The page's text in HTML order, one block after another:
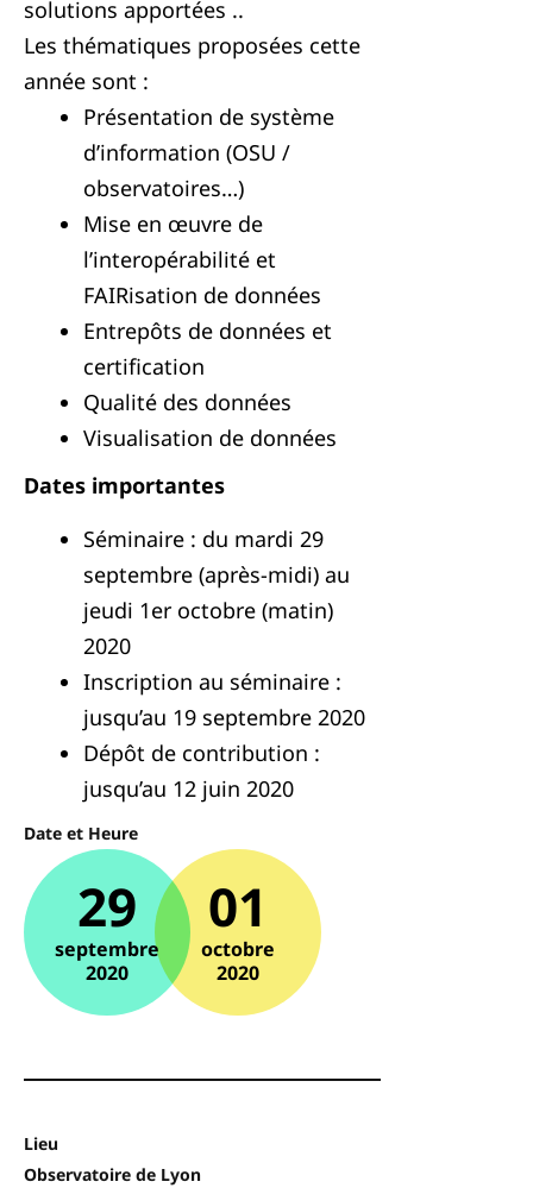
solutions apportées ..
Les thématiques proposées cette
année sont :
Présentation de système
d’information (OSU /
observatoires…)
Mise en œuvre de
l’interopérabilité et
FAIRisation de données
Entrepôts de données et
certification
Qualité des données
Visualisation de données
Dates importantes
Séminaire : du mardi 29
septembre (après-midi) au
jeudi 1er octobre (matin)
2020
Inscription au séminaire :
jusqu’au 19 septembre 2020
Dépôt de contribution :
jusqu’au 12 juin 2020
Date et Heure
29
septembre
2020
01
octobre
2020
Lieu
Observatoire de Lyon